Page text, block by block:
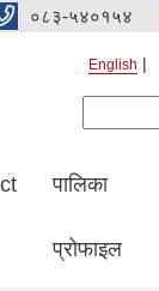
०८३-५४०१५४
English
पालिका
प्रोफाइल